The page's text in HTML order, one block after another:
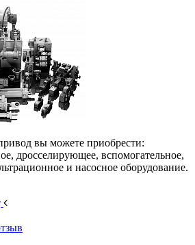
вы можете приобрести:
дросселирующее, вспомогательное,
и насосное оборудование.